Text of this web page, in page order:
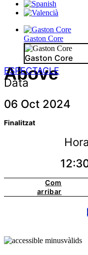
Gaston Core
Gaston Core
Above
ESPECTACLE
Data
06 Oct 2024
Finalitzat
Hora
Com
arribar